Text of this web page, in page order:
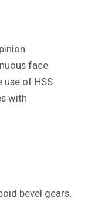
face
use of HSS
with
bevel gears.